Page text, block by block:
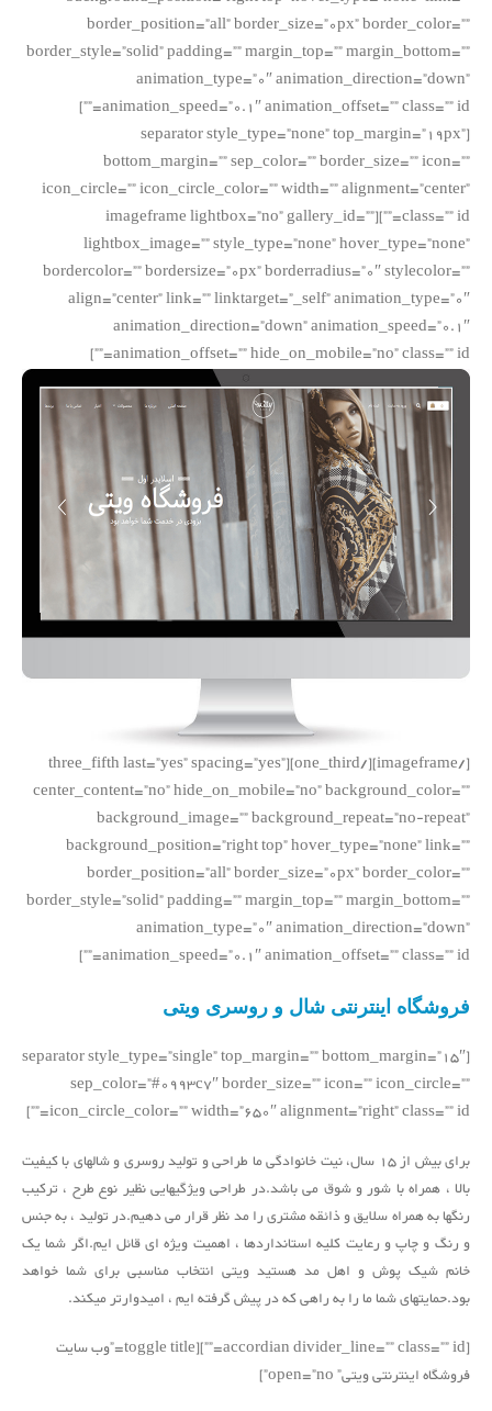
border_position=”all” border_size=”0px” border_color=””
border_style=”solid” padding=”” margin_top=”” margin_bottom=””
animation_type=”0″ animation_direction=”down”
animation_speed=”0.1″ animation_offset=”” class=”” id=””]
[separator style_type=”none” top_margin=”19px”
bottom_margin=”” sep_color=”” border_size=”” icon=””
icon_circle=”” icon_circle_color=”” width=”” alignment=”center”
class=”” id=””][imageframe lightbox=”no” gallery_id=””
lightbox_image=”” style_type=”none” hover_type=”none”
bordercolor=”” bordersize=”0px” borderradius=”0″ stylecolor=””
align=”center” link=”” linktarget=”_self” animation_type=”0″
animation_direction=”down” animation_speed=”0.1″
animation_offset=”” hide_on_mobile=”no” class=”” id=””]
[/imageframe][/one_third][three_fifth last=”yes” spacing=”yes”
center_content=”no” hide_on_mobile=”no” background_color=””
background_image=”” background_repeat=”no-repeat”
background_position=”right top” hover_type=”none” link=””
border_position=”all” border_size=”0px” border_color=””
border_style=”solid” padding=”” margin_top=”” margin_bottom=””
animation_type=”0″ animation_direction=”down”
animation_speed=”0.1″ animation_offset=”” class=”” id=””]
فروشگاه اینترنتی شال و روسری ویتی
[separator style_type=”single” top_margin=”” bottom_margin=”15″
sep_color=”#0993c7″ border_size=”” icon=”” icon_circle=””
icon_circle_color=”” width=”650″ alignment=”right” class=”” id=””]
برای بیش از 15 سال، نیت خانوادگی ما طراحی و تولید روسری و شالهای با کیفیت
بالا ، همراه با شور و شوق می باشد.در طراحی ویژگیهایی نظیر نوع طرح ، ترکیب
رنگها به همراه سلایق و ذائقه مشتری را مد نظر قرار می دهیم.در تولید ، به جنس
و رنگ و چاپ و رعایت کلیه استانداردها ، اهمیت ویژه ای قائل ایم.اگر شما یک
خانم شیک پوش و اهل مد هستید ویتی انتخاب مناسبی برای شما خواهد
بود.حمایتهای شما ما را به راهی که در پیش گرفته ایم ، امیدوارتر میکند.
[accordian divider_line=”” class=”” id=””][toggle title=”وب سایت
فروشگاه اینترنتی ویتی” open=”no”]